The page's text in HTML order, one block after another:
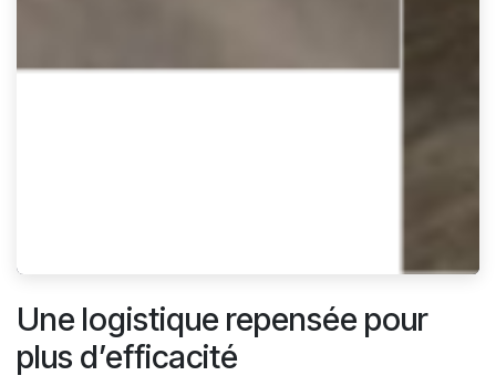
Une logistique repensée pour
plus d’efficacité